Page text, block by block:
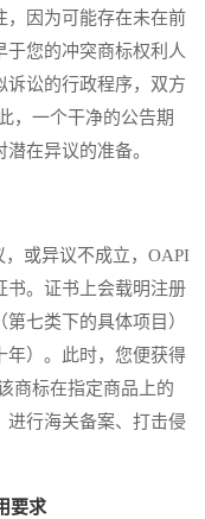
，因为可能存在未在前
您的冲突商标权利人
诉讼的行政程序，双方
，一个干净的公告期
在异议的准备。
或异议不成立，OAPI
书。证书上会载明注册
七类下的具体项目）
年）。此时，您便获得
商标在指定商品上的
进行海关备案、打击侵
要求